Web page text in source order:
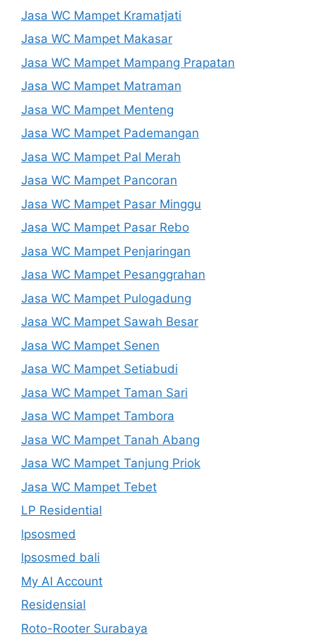
Jasa WC Mampet Kramatjati
Jasa WC Mampet Makasar
Jasa WC Mampet Mampang Prapatan
Jasa WC Mampet Matraman
Jasa WC Mampet Menteng
Jasa WC Mampet Pademangan
Jasa WC Mampet Pal Merah
Jasa WC Mampet Pancoran
Jasa WC Mampet Pasar Minggu
Jasa WC Mampet Pasar Rebo
Jasa WC Mampet Penjaringan
Jasa WC Mampet Pesanggrahan
Jasa WC Mampet Pulogadung
Jasa WC Mampet Sawah Besar
Jasa WC Mampet Senen
Jasa WC Mampet Setiabudi
Jasa WC Mampet Taman Sari
Jasa WC Mampet Tambora
Jasa WC Mampet Tanah Abang
Jasa WC Mampet Tanjung Priok
Jasa WC Mampet Tebet
LP Residential
lpsosmed
lpsosmed bali
My AI Account
Residensial
Roto-Rooter Surabaya